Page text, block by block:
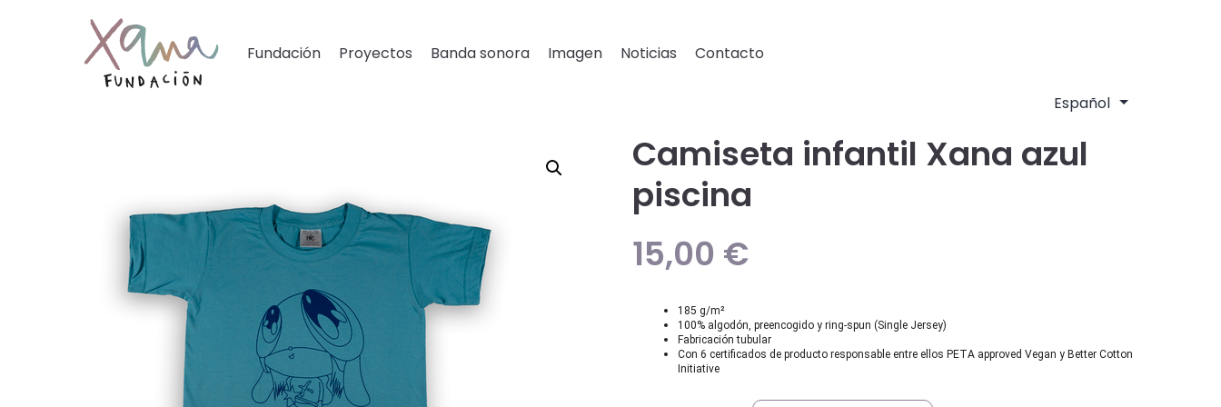
Fundación Proyectos Banda sonora Imagen Noticias Contacto
Camiseta infantil Xana azul
piscina
15,00 €
185 g/m²
100% algodón, preencogido y ring-spun (Single Jersey)
Fabricación tubular
Con 6 certificados de producto responsable entre ellos PETA approved Vegan y Better Cotton
Initiative